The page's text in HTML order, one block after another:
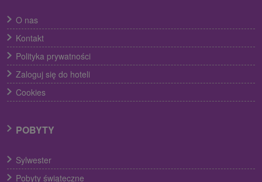
O nas
Kontakt
Polityka prywatności
Zaloguj się do hoteli
Cookies
POBYTY
Sylwester
Pobyty świąteczne